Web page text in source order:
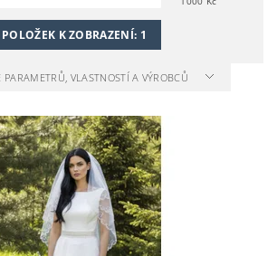
POLOŽEK K ZOBRAZENÍ: 1
PARAMETRŮ, VLASTNOSTÍ A VÝROBCŮ